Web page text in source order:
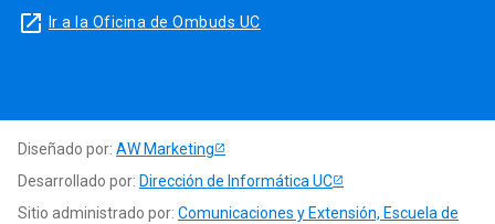
launch Ir a la Oficina de Ombuds UC
Diseñado por: AW Marketing
Desarrollado por: Dirección de Informática UC
Sitio administrado por: Comunicaciones y Extensión, Escuela de